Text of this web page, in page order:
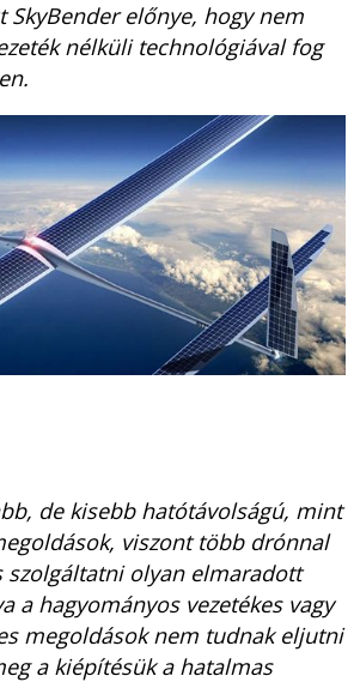
SkyBender előnye, hogy nem
nélküli technológiával fog
de kisebb hatótávolságú, mint
viszont több drónnal
szolgáltatni olyan elmaradott
a hagyományos vezetékes vagy
megoldások nem tudnak eljutni
a kiépítésük a hatalmas